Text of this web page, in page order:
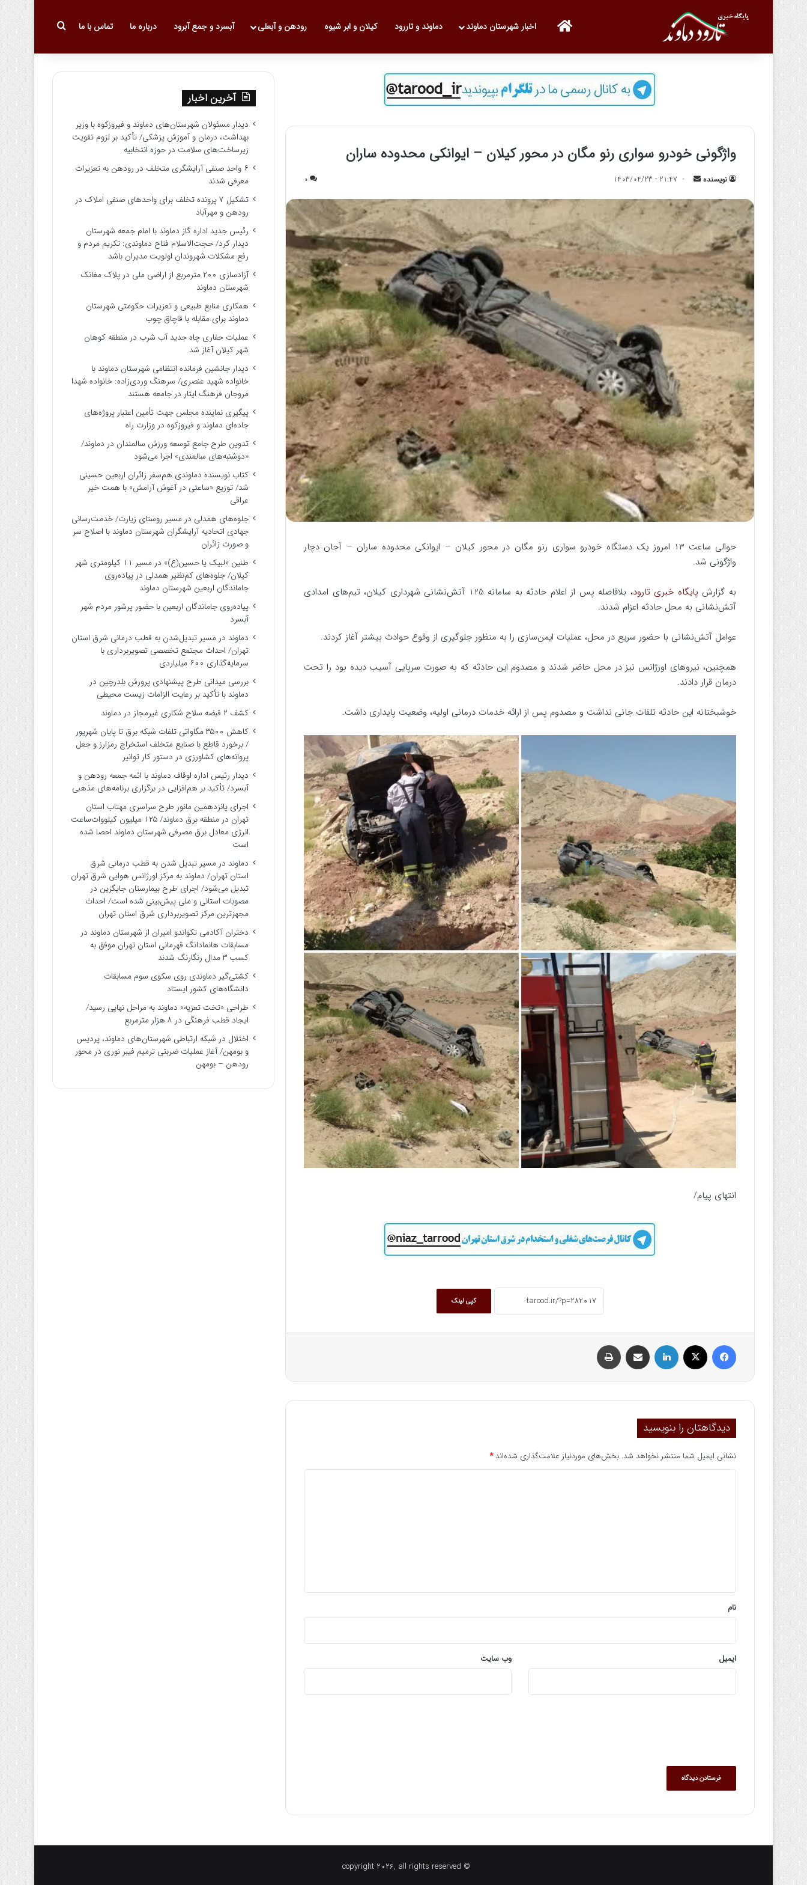
صفحه نخست
اخبار شهرستان دماوند دماوند و تاررود کیلان و ابر شیوه رودهن و آبعلی آبسرد و جمع آبرود درباره ما تماس با ما جستجو برای
واژگونی خودرو سواری رنو مگان در محور کیلان – ایوانکی محدوده ساران
نویسنده
ا
ل
ب
ه
ی
م
ی
21:47 - 1403/04/23
0
حوالی ساعت ۱۳ امروز یک دستگاه خودرو سواری رنو مگان در محور کیلان – ایوانکی محدوده ساران – آجان دچار
واژگونی شد.
به گزارش پایگاه خبری تارود،
بلافاصله پس از اعلام حادثه به سامانه 125 آتش‌نشانی شهرداری کیلان، تیم‌های امدادی
آتش‌نشانی به محل حادثه اعزام شدند.
عوامل آتش‌نشانی با حضور سریع در محل، عملیات ایمن‌سازی را به منظور جلوگیری از وقوع حوادث بیشتر آغاز کردند.
همچنین، نیروهای اورژانس نیز در محل حاضر شدند و مصدوم این حادثه که به صورت سرپایی آسیب دیده بود را تحت
درمان قرار دادند.
خوشبختانه این حادثه تلفات جانی نداشت و مصدوم پس از ارائه خدمات درمانی اولیه، وضعیت پایداری داشت.
انتهای پیام/
کپی لینک
ایکس
دیدگاهتان را بنویسید
نشانی ایمیل شما منتشر نخواهد شد. بخش‌های موردنیاز علامت‌گذاری شده‌اند*
نام
ایمیل وب‌ سایت
آخرین اخبار
دیدار مسئولان شهرستان‌های دماوند و فیروزکوه با وزیر
بهداشت، درمان و آموزش پزشکی/ تأکید بر لزوم تقویت
زیرساخت‌های سلامت در حوزه انتخابیه
۶ واحد صنفی آرایشگری متخلف در رودهن به تعزیرات
معرفی شدند
تشکیل ۷ پرونده تخلف برای واحدهای صنفی املاک در
رودهن و مهرآباد
رئیس جدید اداره گاز دماوند با امام جمعه شهرستان
دیدار کرد/ حجت‌الاسلام فتاح دماوندی: تکریم مردم و
رفع مشکلات شهروندان اولویت مدیران باشد
آزادسازی ۲۰۰ مترمربع از اراضی ملی در پلاک مغانک
شهرستان دماوند
همکاری منابع طبیعی و تعزیرات حکومتی شهرستان
دماوند برای مقابله با قاچاق چوب
عملیات حفاری چاه جدید آب شرب در منطقه کوهان
شهر کیلان آغاز شد
دیدار جانشین فرمانده انتظامی شهرستان دماوند با
خانواده شهید عنصری/ سرهنگ وردی‌زاده: خانواده شهدا
مروجان فرهنگ ایثار در جامعه هستند
پیگیری نماینده مجلس جهت تأمین اعتبار پروژه‌های
جاده‌ای دماوند و فیروزکوه در وزارت راه
تدوین طرح جامع توسعه ورزش سالمندان در دماوند/
«دوشنبه‌های سالمندی» اجرا می‌شود
کتاب نویسنده دماوندی هم‌سفر زائران اربعین حسینی
شد/ توزیع «ساعتی در آغوش آرامش» با همت خیر
عراقی
جلوه‌های همدلی در مسیر روستای زیارت/ خدمت‌رسانی
جهادی اتحادیه آرایشگران شهرستان دماوند با اصلاح سر
و صورت زائران
طنین «لبیک یا حسین(ع)» در مسیر ۱۱ کیلومتری شهر
کیلان/ جلوه‌های کم‌نظیر همدلی در پیاده‌روی
جاماندگان اربعین شهرستان دماوند
پیاده‌روی جاماندگان اربعین با حضور پرشور مردم شهر
آبسرد
دماوند در مسیر تبدیل‌شدن به قطب درمانی شرق استان
تهران/ احداث مجتمع تخصصی تصویربرداری با
سرمایه‌گذاری ۶۰۰ میلیاردی
بررسی میدانی طرح پیشنهادی پرورش بلدرچین در
دماوند با تأکید بر رعایت الزامات زیست ‌محیطی
کشف ۲ قبضه سلاح شکاری غیرمجاز در دماوند
کاهش ۳۵۰۰ مگاواتی تلفات شبکه برق تا پایان شهریور
/ برخورد قاطع با صنایع متخلف استخراج رمزارز و جعل
پروانه‌های کشاورزی در دستور کار توانیر
دیدار رئیس اداره اوقاف دماوند با ائمه جمعه رودهن و
آبسرد/ تأکید بر هم‌افزایی در برگزاری برنامه‌های مذهبی
اجرای پانزدهمین مانور طرح سراسری مهتاب استان
تهران در منطقه برق دماوند/ ۱۲۵ میلیون کیلووات‌ساعت
انرژی معادل برق مصرفی شهرستان دماوند احصا شده
است
دماوند در مسیر تبدیل شدن به قطب درمانی شرق
استان تهران/ دماوند به مرکز اورژانس هوایی شرق تهران
تبدیل می‌شود/ اجرای طرح بیمارستان جایگزین در
مصوبات استانی و ملی پیش‌بینی شده است/ احداث
مجهزترین مرکز تصویربرداری شرق استان تهران
دختران آکادمی تکواندو امیران از شهرستان دماوند در
مسابقات هانمادانگ قهرمانی استان تهران موفق به
کسب ۳ مدال رنگارنگ شدند
کشتی‌گیر دماوندی روی سکوی سوم مسابقات
دانشگاه‌های کشور ایستاد
طراحی «تخت تعزیه» دماوند به مراحل نهایی رسید/
ایجاد قطب فرهنگی در ۸ هزار مترمربع
اختلال در شبکه ارتباطی شهرستان‌های دماوند، پردیس
و بومهن/ آغاز عملیات ضربتی ترمیم فیبر نوری در محور
رودهن – بومهن
© copyright 2026, all rights reserved